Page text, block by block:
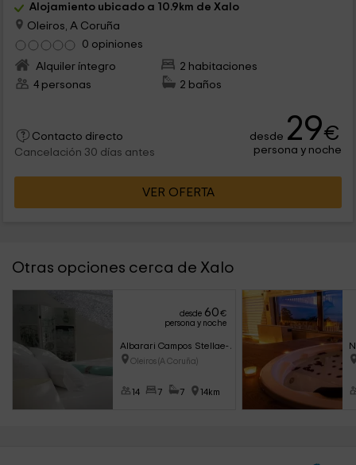
Alojamiento ubicado a 10.9km de Xalo
Oleiros, A Coruña
0 opiniones
Alquiler íntegro
2 habitaciones
4 personas
2 baños
Contacto directo
Cancelación 30 días antes
desde 29€
persona y noche
VER OFERTA
Otras opciones cerca de Xalo
desde 60€
persona y noche
Albarari Campos Stellae- A Coruña
Oleiros (A Coruña)
14 7 7 14km